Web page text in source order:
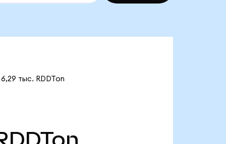
тыс. RDDTon